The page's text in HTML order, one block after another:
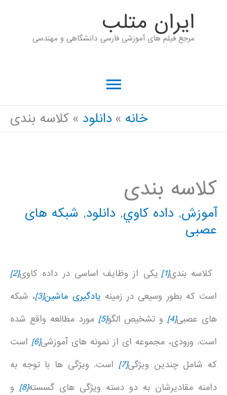
ايران متلب
مرجع فیلم های آموزشی فارسی دانشگاهی و مهندسی
فهرست
اصلی خانه دانلود کلاسه بندی
کلاسه بندی
آموزش, داده كاوي, دانلود, شبکه های
عصبی
کلاسه بندی[1] یکی از وظایف اساسی در داده کاوی[2]
است که بطور وسیعی در زمینه یادگیری ماشین[3] ، شبکه
های عصبی[4] و تشخیص الگو[5]
مورد مطالعه واقع شده
است. ورودی، مجموعه ای از نمونه های آموزشی[6] است
که شامل چندین ویژگی[7]
است. ویژگی ها با توجه به
دامنه مقادیرشان به دو دسته ویژگی های گسسته[8]
و